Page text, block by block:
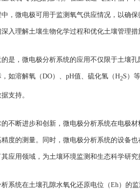
，微电极可用于监测氧气供应情况，以确
入理解土壤生物化学过程和优化土壤管理措
是，微电极分析系统的应用不仅限于土壤孔
如溶解氧（DO）、 pH值、硫化氢 （H2S ）
支持。
的不断进步和创新，微电极分析系统在电极
度的测量。同时，微电极分析系统的设备
应用领域，为土壤环境监测和生态科学研究
系统在土壤孔隙水氧化还原电位（Eh ）的